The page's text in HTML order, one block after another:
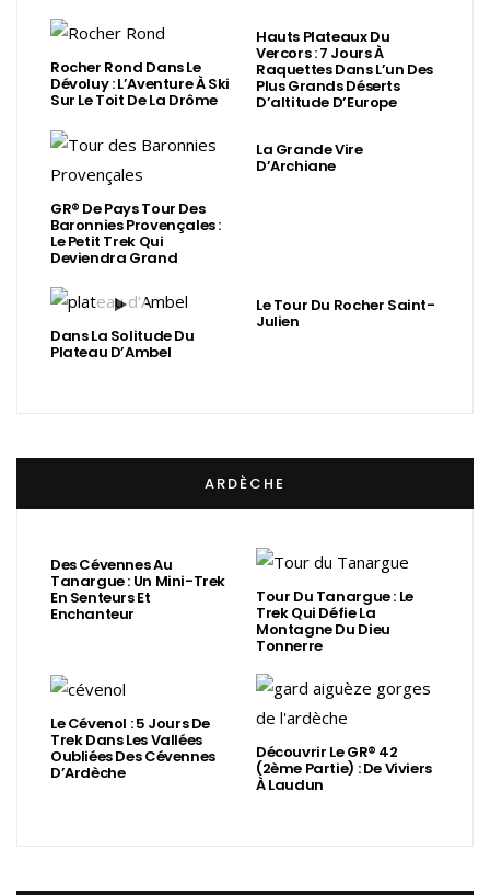
Rocher Rond Dans Le
Dévoluy : L’Aventure À Ski
Sur Le Toit De La Drôme
Hauts Plateaux Du
Vercors : 7 Jours À
Raquettes Dans L’un Des
Plus Grands Déserts
D’altitude D’Europe
GR® De Pays Tour Des
Baronnies Provençales :
Le Petit Trek Qui
Deviendra Grand
La Grande Vire
D’Archiane
Dans La Solitude Du
Plateau D’Ambel
Le Tour Du Rocher Saint-
Julien
ARDÈCHE
Des Cévennes Au
Tanargue : Un Mini-Trek
En Senteurs Et
Enchanteur
Tour Du Tanargue : Le
Trek Qui Défie La
Montagne Du Dieu
Tonnerre
Le Cévenol : 5 Jours De
Trek Dans Les Vallées
Oubliées Des Cévennes
D’Ardèche
Découvrir Le GR® 42
(2ème Partie) : De Viviers
À Laudun